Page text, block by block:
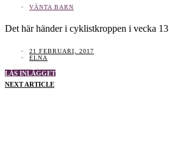
VÄNTA BARN
Det här händer i cyklistkroppen i vecka 13
21 FEBRUARI, 2017
ELNA
LÄS INLÄGGET
NEXT ARTICLE